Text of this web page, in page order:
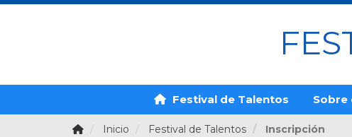
Festival de Talentos Sobre
Inicio Festival de Talentos Inscripción